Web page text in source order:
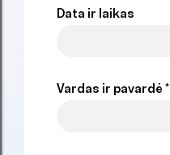
Data ir laikas
Vardas ir pavardė *